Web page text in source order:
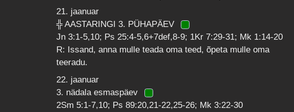
21. jaanuar
╬ AASTARINGI 3. PÜHAPÄEV
Jn 3:1-5,10; Ps 25:4-5,6+7def,8-9; 1Kr 7:29-31; Mk 1:14-20
R: Issand, anna mulle teada oma teed, õpeta mulle oma
teeradu.
22. jaanuar
3. nädala esmaspäev
2Sm 5:1-7,10; Ps 89:20,21-22,25-26; Mk 3:22-30